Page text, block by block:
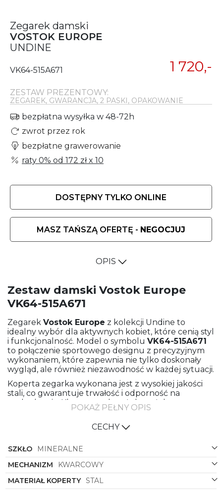
Zegarek damski
VOSTOK EUROPE
UNDINE
VK64-515A671 1 720,-
ZESTAW PREZENTOWY:
ZEGAREK, GWARANCJA, 2 PASKI, OPAKOWANIE
bezpłatna wysyłka w 48-72h
zwrot przez rok
bezpłatne grawerowanie
raty 0% od 172 złx 10
DOSTĘPNY TYLKO ONLINE
MASZ TAŃSZĄ OFERTĘ - NEGOCJUJ
OPIS
Zestaw damski Vostok Europe
VK64-515A671
Zegarek Vostok Europe z kolekcji Undine to
idealny wybór dla aktywnych kobiet, które cenią styl
i funkcjonalność. Model o symbolu VK64-515A671
to połączenie sportowego designu z precyzyjnym
wykonaniem, które zapewnia nie tylko doskonały
wygląd, ale również niezawodność w każdej sytuacji.
Koperta zegarka wykonana jest z wysokiej jakości
stali, co gwarantuje trwałość i odporność na
uszkodzenia. Klasyczny, okrągły kształt koperty
doskonale komponuje się z perłową tarczą, nadając
całości eleganckiego wyrazu. Biały, skórzany pasek z
delikatną fakturą dodaje zegarkowi świeżości i
koperty, tworząc harmonijną całość.
Dodatkowo, zegarekVostok Europe
jest w dwa dodatkowe paski - jeden z białego
silikonu, idealny na co dzień, oraz drugi z białej skóry,
POKAŻ PEŁNY OPIS
CECHY
SZKŁO
MINERALNE
MECHANIZM
KWARCOWY
MATERIAŁ KOPERTY STAL